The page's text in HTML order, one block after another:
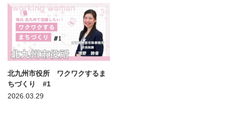
北九州市役所 ワクワクするま
ちづくり #1
2026.03.29